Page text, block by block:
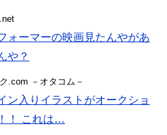
ォーマーの映画見たんやがあ
や？
.com －オタコム－
ン入りイラストがオークショ
！ これは…